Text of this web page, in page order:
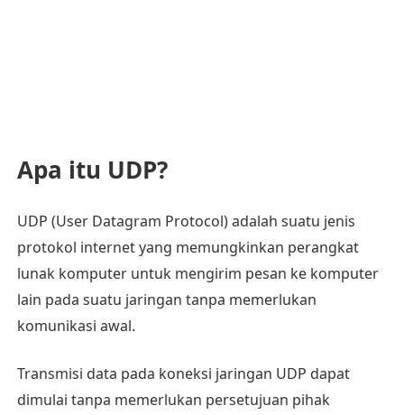
Apa itu UDP?
UDP (User Datagram Protocol) adalah suatu jenis
protokol internet yang memungkinkan perangkat
lunak komputer untuk mengirim pesan ke komputer
lain pada suatu jaringan tanpa memerlukan
komunikasi awal.
Transmisi data pada koneksi jaringan UDP dapat
dimulai tanpa memerlukan persetujuan pihak